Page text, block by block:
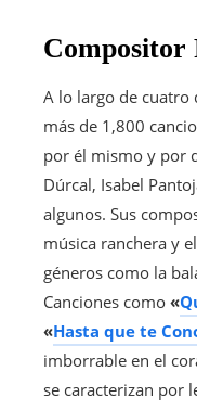
Compositor
A lo largo de cuatro
más de 1,800
por él mismo y por
Dúrcal, Isabel
algunos. Sus
música ranchera y
géneros como la
Canciones como «
«Hasta que te
imborrable en el
se caracterizan por